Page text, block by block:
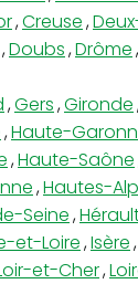
,Creuse,
,Doubs,Drôme,
,Gers,Gironde
,Haute-
,Haute-Saône
,Hautes-
Seine,
et-Loire,Isère,
et-Cher,